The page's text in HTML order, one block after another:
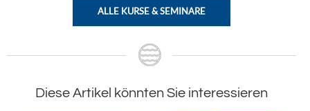
ALLE KURSE & SEMINARE
Diese Artikel könnten Sie interessieren